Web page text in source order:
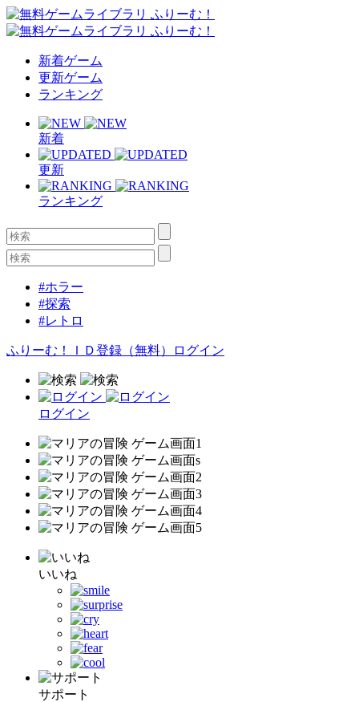
新着ゲーム
更新ゲーム
ランキング
新着
更新
ランキング
#ホラー
#探索
#レトロ
ふりーむ！ＩＤ登録（無料） ログイン
ログイン
いいね
サポート